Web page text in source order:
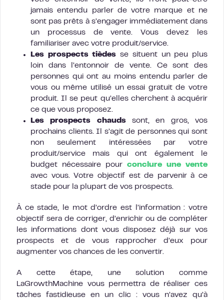
jamais entendu parler de votre marque et ne
sont pas prêts à s’engager immédiatement dans
un processus de vente. Vous devez les
familiariser avec votre produit/service.
Les prospects tièdes se situent un peu plus
loin dans l’entonnoir de vente. Ce sont des
personnes qui ont au moins entendu parler de
vous ou même utilisé un essai gratuit de votre
produit. Il se peut qu’elles cherchent à acquérir
ce que vous proposez.
Les prospects chaudssont, en gros, vos
prochains clients. Il s’agit de personnes qui sont
non seulement intéressées par votre
produit/service mais qui ont également le
budget nécessaire pour conclure une vente
avec vous. Votre objectif est de parvenir à ce
stade pour la plupart de vos prospects.
À ce stade, le mot d’ordre est l’information : votre
objectif sera de corriger, d’enrichir ou de compléter
les informations dont vous disposez déjà sur vos
prospects et de vous rapprocher d’eux pour
augmenter vos chances de les convertir.
A cette étape, une solution comme
LaGrowthMachine vous permettra de réaliser ces
tâches fastidieuse en un clic : vous n’avez qu’à